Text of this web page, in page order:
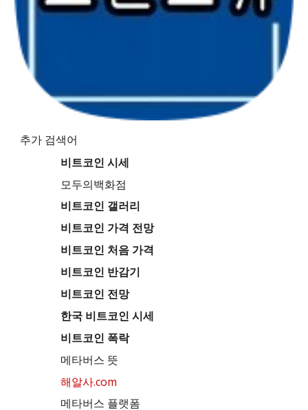
추가 검색어
비트코인 시세
모두의백화점
비트코인 갤러리
비트코인 가격 전망
비트코인 처음 가격
비트코인 반감기
비트코인 전망
한국 비트코인 시세
비트코인 폭락
메타버스 뜻
해알사.com
메타버스 플랫폼